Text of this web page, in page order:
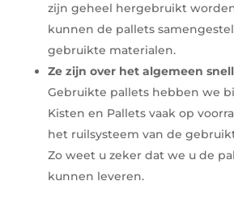
zijn geheel hergebruikt
kunnen de pallets
gebruikte materialen.
Ze zijn over het algemeen
Gebruikte pallets hebben we
Kisten en Pallets vaak op
het ruilsysteem van de
Zo weet u zeker dat we u de
kunnen leveren.